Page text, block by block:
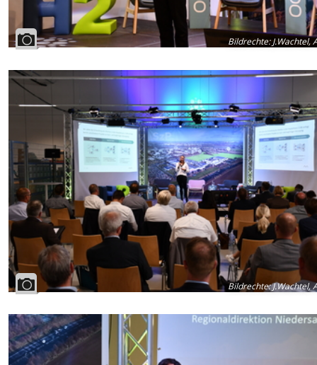
Bildrechte:J.Wachtel,
Bildrechte:J.Wachtel,